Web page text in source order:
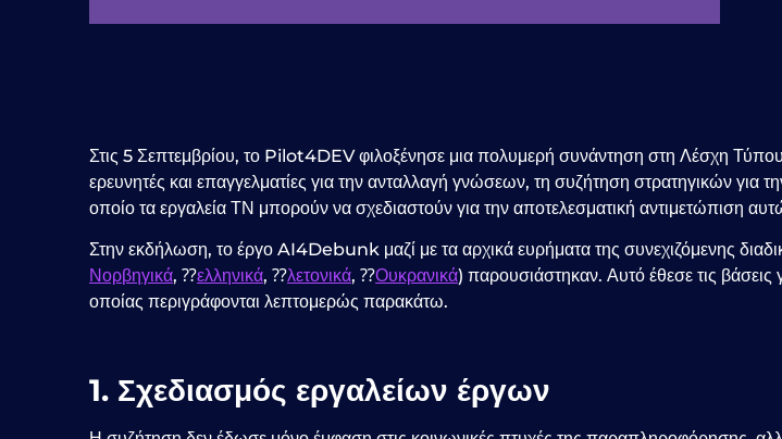
Στις 5 Σεπτεμβρίου, το Pilot4DEV φιλοξένησε μια πολυμερή συνάντηση στη Λέσχη
ερευνητές και επαγγελματίες για την ανταλλαγή γνώσεων, τη συζήτηση στρατηγικών
οποίο τα εργαλεία ΤΝ μπορούν να σχεδιαστούν για την αποτελεσματική αντιμετώπιση
Στην εκδήλωση, το έργο AI4Debunk μαζί με τα αρχικά ευρήματα της συνεχιζόμενης
Νορβηγικά, ⁇ελληνικά, ⁇λετονικά, ⁇Ουκρανικά) παρουσιάστηκαν. Αυτό έθεσε τις
οποίας περιγράφονται λεπτομερώς παρακάτω.
1. Σχεδιασμός εργαλείων έργων